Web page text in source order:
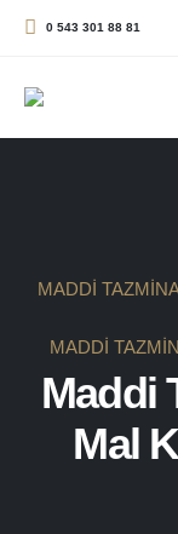
0 543 301 88 81
MADDI
MADDI
Maddi
Mal